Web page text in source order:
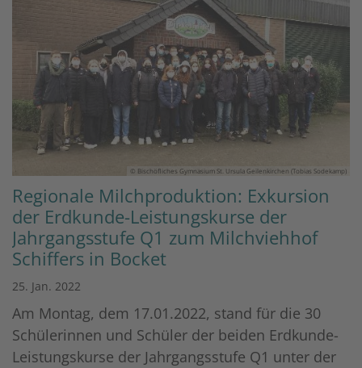
© Bischöfliches Gymnasium St. Ursula Geilenkirchen (Tobias Sodekamp)
Regionale Milchproduktion: Exkursion
der Erdkunde-Leistungskurse der
Jahrgangsstufe Q1 zum Milchviehhof
Schiffers in Bocket
25. Jan. 2022
Am Montag, dem 17.01.2022, stand für die 30
Schülerinnen und Schüler der beiden Erdkunde-
Leistungskurse der Jahrgangsstufe Q1 unter der